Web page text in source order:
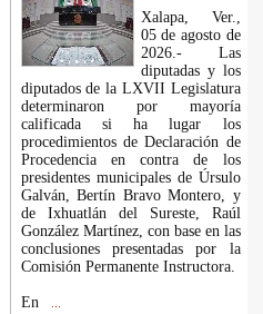
Xalapa, Ver.,
05 de agosto de
2026.- Las
diputadas y los
diputados de la LXVII Legislatura
determinaron por mayoría
calificada si ha lugar los
procedimientos de Declaración de
Procedencia en contra de los
presidentes municipales de Úrsulo
Galván, Bertín Bravo Montero, y
de Ixhuatlán del Sureste, Raúl
González Martínez, con base en las
conclusiones presentadas por la
Comisión Permanente Instructora.
En